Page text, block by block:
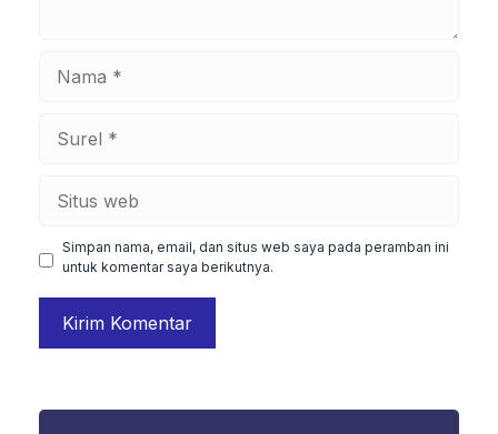
Simpan nama, email, dan situs web saya pada peramban ini
untuk komentar saya berikutnya.